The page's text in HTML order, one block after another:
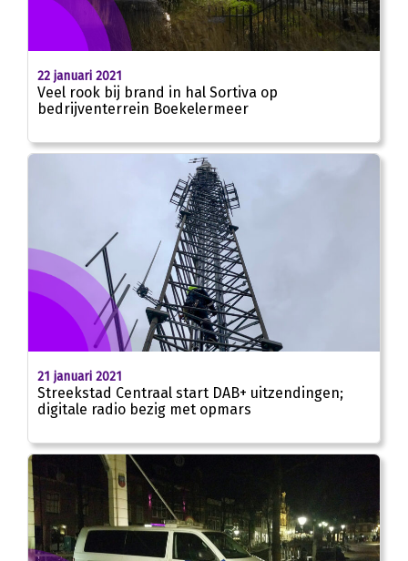
22 januari 2021
Veel rook bij brand in hal Sortiva op
bedrijventerrein Boekelermeer
21 januari 2021
Streekstad Centraal start DAB+ uitzendingen;
digitale radio bezig met opmars